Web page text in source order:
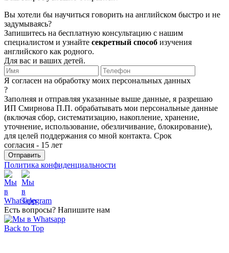
Вы хотели бы научиться говорить на английском быстро и не
задумываясь?
Запишитесь на бесплатную консультацию с нашим
специалистом и узнайте секретный способ изучения
английского как родного.
Для вас и ваших детей.
Я согласен на обработку моих персональных данных
?
Заполняя и отправляя указанные выше данные, я разрешаю
ИП Смирнова П.П. обрабатывать мои персональные данные
(включая сбор, систематизацию, накопление, хранение,
уточнение, использование, обезличивание, блокирование),
для целей поддержания со мной контакта. Срок
согласия - 15 лет
Политика конфиденциальности
Есть вопросы? Напишите нам
Back to Top